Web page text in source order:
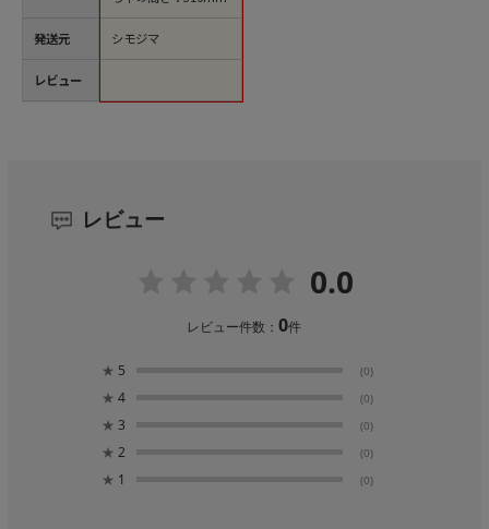
発送元
レビュー
シモジマ
レビュー
0.0
レビュー件数：0件
★ 5 (0)
★ 4 (0)
★ 3 (0)
★ 2 (0)
★ 1 (0)